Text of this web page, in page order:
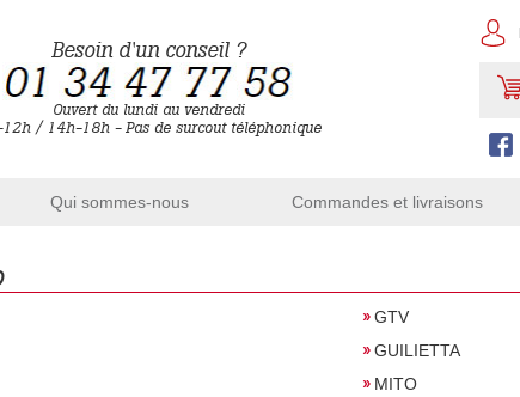
Besoin d'un conseil ?
Ouvert du lundi au vendredi
/ 14h-18h - Pas de surcout téléphonique
Qui sommes-nous Commandes et livraisons
GTV
GUILIETTA
MITO